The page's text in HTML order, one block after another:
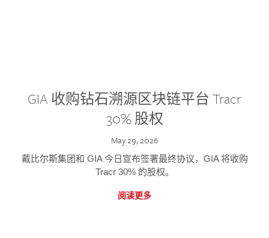
GIA 收购钻石溯源区块链平台 Tracr
30% 股权
May 29, 2026
戴比尔斯集团和 GIA 今日宣布签署最终协议，GIA 将收购
Tracr 30% 的股权。
阅读更多